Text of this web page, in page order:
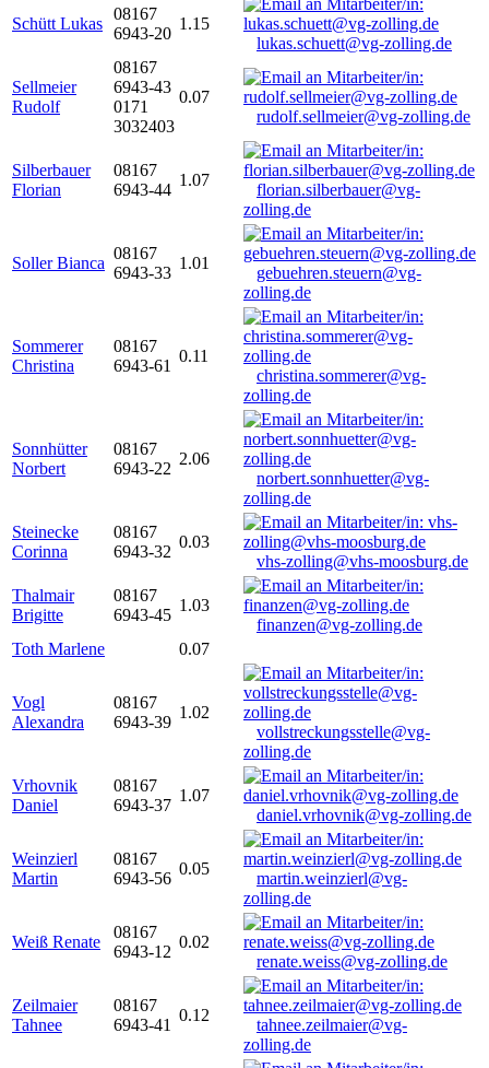
Schütt Lukas
08167
6943-20
1.15
lukas.schuett@vg-zolling.de
Sellmeier
Rudolf
08167
6943-43
0171
3032403
0.07
rudolf.sellmeier@vg-zolling.de
Silberbauer
Florian
08167
6943-44
1.07
florian.silberbauer@vg-
zolling.de
Soller Bianca
08167
6943-33
1.01
gebuehren.steuern@vg-
zolling.de
Sommerer
Christina
08167
6943-61
0.11
christina.sommerer@vg-
zolling.de
Sonnhütter
Norbert
08167
6943-22
2.06
norbert.sonnhuetter@vg-
zolling.de
Steinecke
Corinna
08167
6943-32
0.03
vhs-zolling@vhs-moosburg.de
Thalmair
Brigitte
08167
6943-45
1.03
finanzen@vg-zolling.de
Toth Marlene
0.07
Vogl
Alexandra
08167
6943-39
1.02
vollstreckungsstelle@vg-
zolling.de
Vrhovnik
Daniel
08167
6943-37
1.07
daniel.vrhovnik@vg-zolling.de
Weinzierl
Martin
08167
6943-56
0.05
martin.weinzierl@vg-
zolling.de
Weiß Renate
08167
6943-12
0.02
renate.weiss@vg-zolling.de
Zeilmaier
Tahnee
08167
6943-41
0.12
tahnee.zeilmaier@vg-
zolling.de